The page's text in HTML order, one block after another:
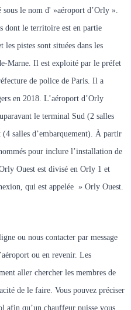
le nom d' »aéroport d’Orly ».
dont le territoire est en partie
les pistes sont situées dans les
Marne. Il est exploité par le préfet
de police de Paris. Il a
en 2018. L’aéroport d’Orly
le terminal Sud (2 salles
salles d’embarquement). À partir
pour inclure l’installation de
Ouest est divisé en Orly 1 et
qui est appelée  » Orly Ouest.
ou nous contacter par message
ou en revenir. Les
aller chercher les membres de
de le faire. Vous pouvez préciser
afin qu’un chauffeur puisse vous